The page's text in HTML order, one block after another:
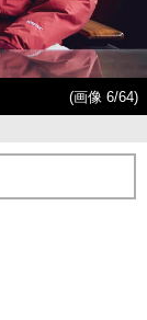
(画像 6/64)